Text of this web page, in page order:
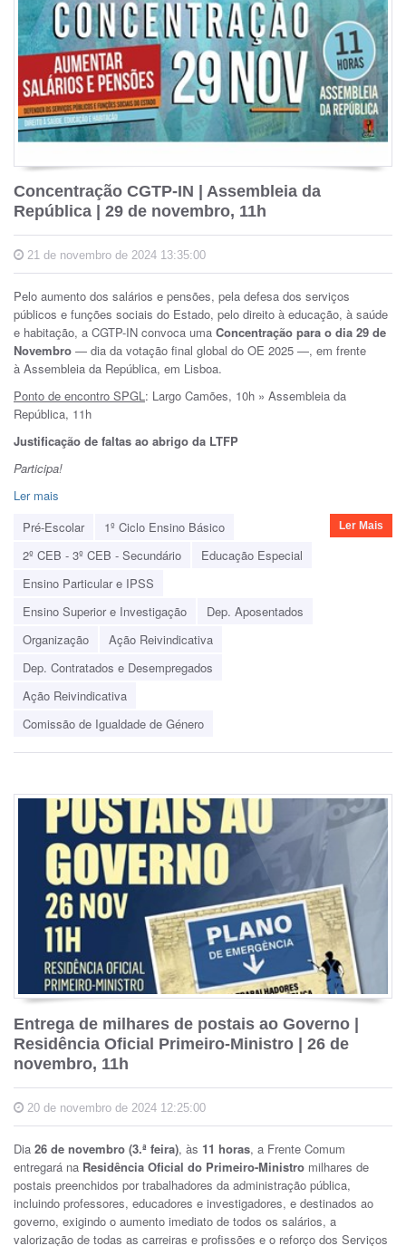
Concentração CGTP-IN | Assembleia da
República | 29 de novembro, 11h
21 de novembro de 2024 13:35:00
Pelo aumento dos salários e pensões, pela defesa dos serviços
públicos e funções sociais do Estado, pelo direito à educação, à saúde
e habitação, a CGTP-IN convoca uma Concentração para o dia 29 de
Novembro — dia da votação final global do OE 2025 —, em frente
à Assembleia da República, em Lisboa.
Ponto de encontro SPGL: Largo Camões, 10h » Assembleia da
República, 11h
Justificação de faltas ao abrigo da LTFP
Participa!
Ler mais
Pré-Escolar
1º Ciclo Ensino Básico
2º CEB - 3º CEB - Secundário
Educação Especial
Ensino Particular e IPSS
Ensino Superior e Investigação
Dep. Aposentados
Organização
Ação Reivindicativa
Dep. Contratados e Desempregados
Ação Reivindicativa
Comissão de Igualdade de Género
Ler Mais
Entrega de milhares de postais ao Governo |
Residência Oficial Primeiro-Ministro | 26 de
novembro, 11h
20 de novembro de 2024 12:25:00
Dia 26 de novembro (3.ª feira), às 11 horas, a Frente Comum
entregará na Residência Oficial do Primeiro-Ministro milhares de
postais preenchidos por trabalhadores da administração pública,
incluindo professores, educadores e investigadores, e destinados ao
governo, exigindo o aumento imediato de todos os salários, a
valorização de todas as carreiras e profissões e o reforço dos Serviços